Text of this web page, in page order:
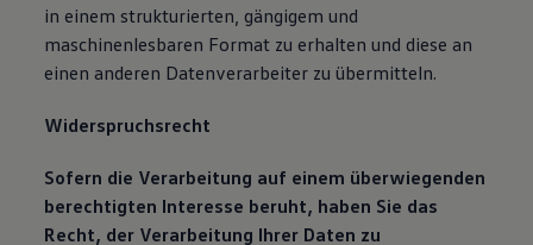
in einem strukturierten, gängigem und
maschinenlesbaren Format zu erhalten und diese an
einen anderen Datenverarbeiter zu übermitteln.
Widerspruchsrecht
Sofern die Verarbeitung auf einem überwiegenden
berechtigten Interesse beruht, haben Sie das
Recht, der Verarbeitung Ihrer Daten zu